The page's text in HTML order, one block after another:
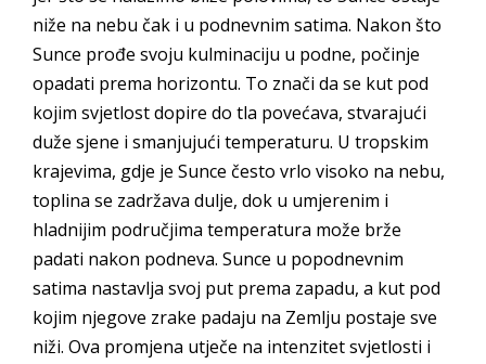
niže na nebu čak i u podnevnim satima. Nakon što
Sunce prođe svoju kulminaciju u podne, počinje
opadati prema horizontu. To znači da se kut pod
kojim svjetlost dopire do tla povećava, stvarajući
duže sjene i smanjujući temperaturu. U tropskim
krajevima, gdje je Sunce često vrlo visoko na nebu,
toplina se zadržava dulje, dok u umjerenim i
hladnijim područjima temperatura može brže
padati nakon podneva. Sunce u popodnevnim
satima nastavlja svoj put prema zapadu, a kut pod
kojim njegove zrake padaju na Zemlju postaje sve
niži. Ova promjena utječe na intenzitet svjetlosti i